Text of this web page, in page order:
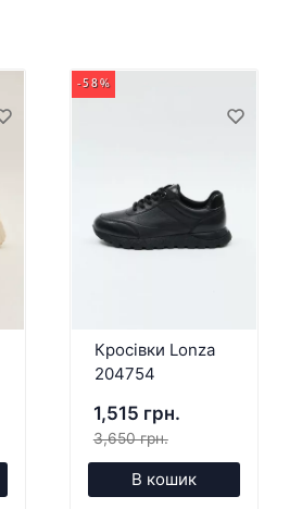
-58%
Кросівки Lonza
204754
1,515 грн.
3,650 грн.
В кошик